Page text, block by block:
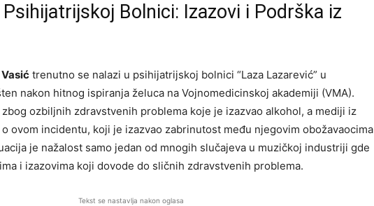
Bolnici: Izazovi i Podrška iz
trenutno se nalazi u psihijatrijskoj bolnici “Laza Lazarević” u
nakon hitnog ispiranja želuca na Vojnomedicinskoj akademiji (VMA).
zbog ozbiljnih zdravstvenih problema koje je izazvao alkohol, a mediji iz
ovom incidentu, koji je izazvao zabrinutost među njegovim obožavaocima
je nažalost samo jedan od mnogih slučajeva u muzičkoj industriji gde
i izazovima koji dovode do sličnih zdravstvenih problema.
Tekst se nastavlja nakon oglasa